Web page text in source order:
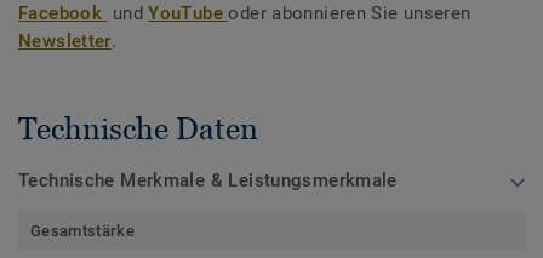
Facebook undYouTubeoder abonnieren Sie unseren
Newsletter.
Technische Daten
Technische Merkmale & Leistungsmerkmale
Gesamtstärke